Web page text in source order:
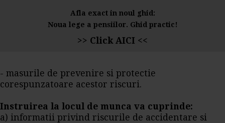
Afla exact in noul ghid:
Noua lege a pensiilor. Ghid practic!
>> Click AICI <<
- masurile de prevenire si protectie
corespunzatoare acestor riscuri.
Instruirea la locul de munca va cuprinde:
a) informatii privind riscurile de accidentare si